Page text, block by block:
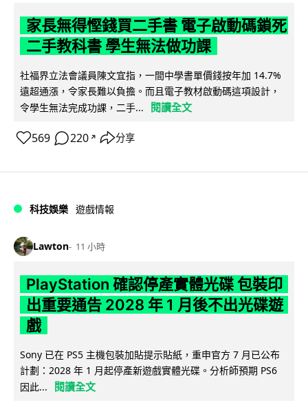
家長無得慳錢買二手書 電子啟動碼鎖死
二手教科書 學生無法做功課
社福界立法會議員陳文宜指，一間中學書單價錢按年加 14.7%
遠超通漲，令家長難以負擔。而且電子教材啟動碼這項設計，
令學生無法完成功課，二手...
閱讀全文
569 220 ↗ 分享
科技娛樂 遊戲情報
Lawton 11 小時
PlayStation 確認停產實體光碟 包裝印
出重要通告 2028 年 1 月後不出光碟遊
戲
Sony 已在 PS5 主機包裝加貼提示貼紙，重申官方 7 月已公布
計劃：2028 年 1 月起停產新遊戲實體光碟。分析師預期 PS6
因此...
閱讀全文